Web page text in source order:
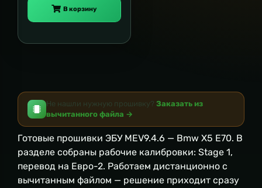
В корзину
Не нашли нужную прошивку? Заказать из
вычитанного файла →
Готовые прошивки ЭБУ MEV9.4.6 — Bmw X5 E70. В
разделе собраны рабочие калибровки: Stage 1,
перевод на Евро-2. Работаем дистанционно с
вычитанным файлом — решение приходит сразу